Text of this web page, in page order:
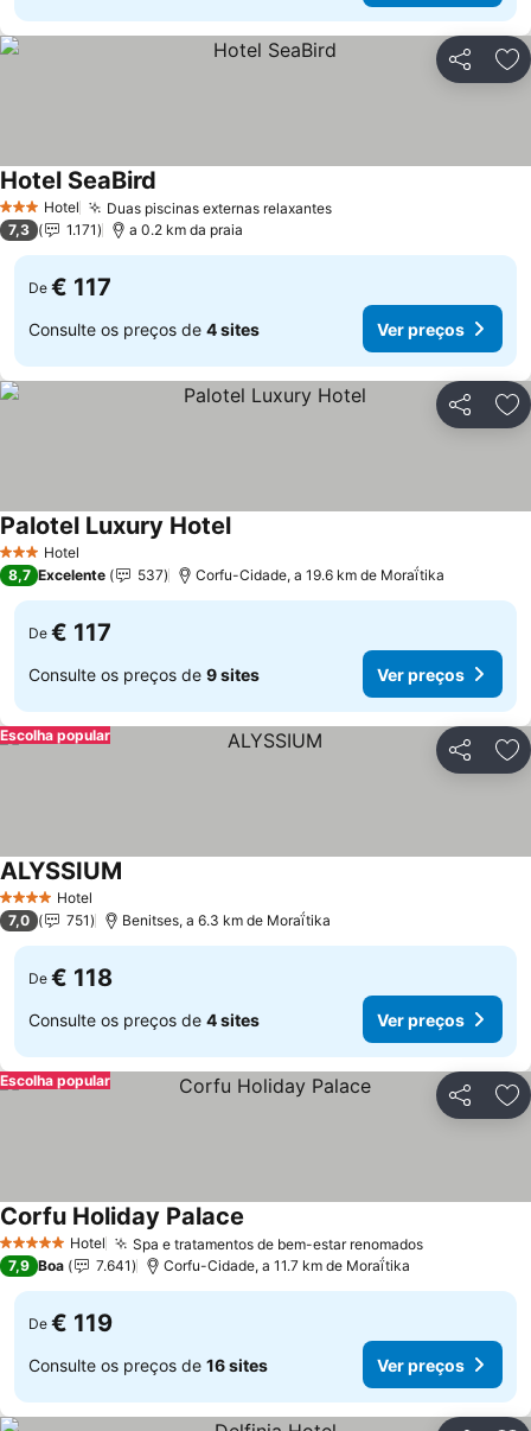
Partilhar
3 EstrelasHotel Duas piscinas externas relaxantesVer preços
Hotel SeaBird
7,3 1.171 a 0.2 km da praia
De € 117
Consulte os preços de 4 sites Ver preços
Partilhar
3 EstrelasHotel
Palotel Luxury HotelVer preços
8,7 Excelente 537 Corfu-Cidade, a 19.6 km de Moraḯtika
De € 117
Consulte os preços de 9 sites Ver preços
Partilhar
Escolha popular
4 EstrelasHotel
ALYSSIUM
7,0 751 Benitses, a 6.3 km de Moraḯtika
De € 118
Consulte os preços de 4 sites Ver preços
Partilhar
Escolha popular
5 Estrelas Hotel Spa e tratamentos de bem-estar renomadosVer preços
Corfu Holiday Palace
7,9 Boa 7.641 Corfu-Cidade, a 11.7 km de Moraḯtika
De € 119
Consulte os preços de 16 sites Ver preços